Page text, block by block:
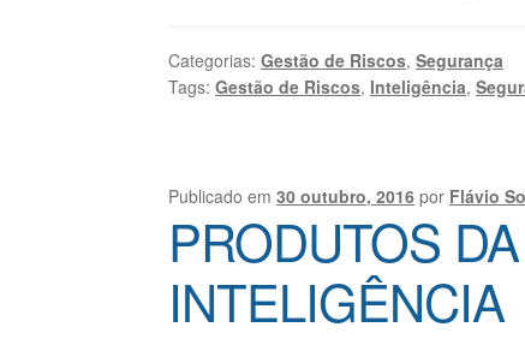
Categorias:Gestão de Riscos,Segurança
Tags:Gestão de Riscos, Inteligência,
Publicado em30 outubro, 2016 por Flávio
PRODUTOS
INTELIGÊNCIA